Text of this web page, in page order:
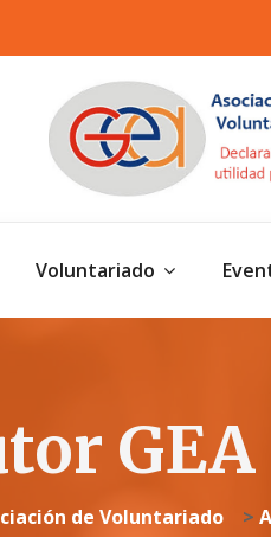
Voluntariado
de Voluntariado >